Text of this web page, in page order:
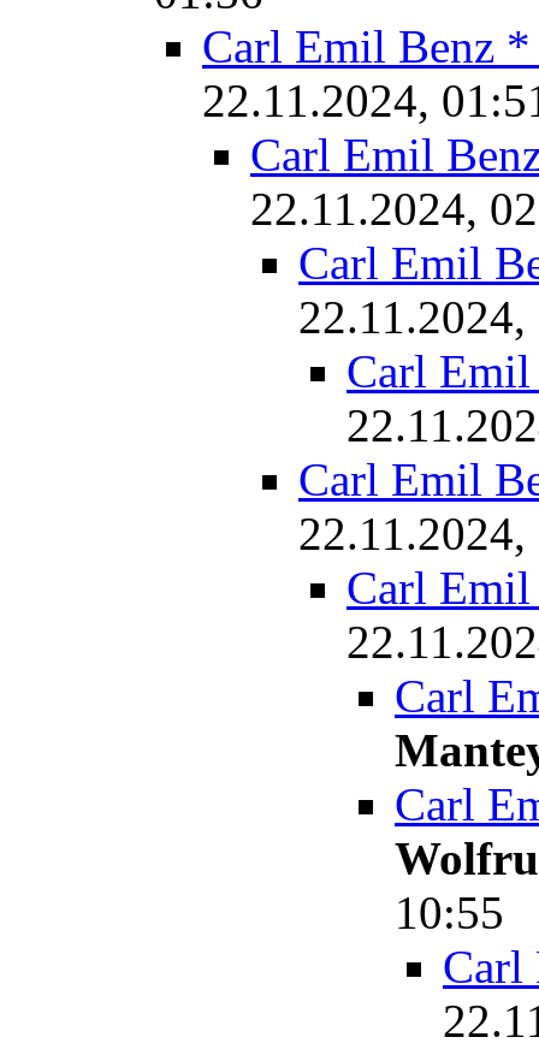
Carl Emil Benz
22.11.2024,
Carl Emil
22.11.2024,
Carl Emil
Carl
Carl Emil
Carl
Carl
Carl
10:55
Carl